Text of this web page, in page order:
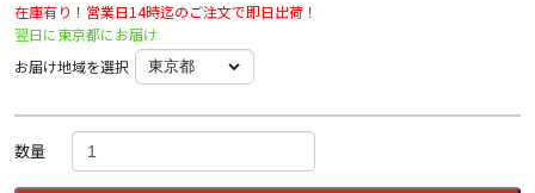
在庫有り！営業日14時迄のご注文で即日出荷！
翌日に東京都にお届け
お届け地域を選択
数量